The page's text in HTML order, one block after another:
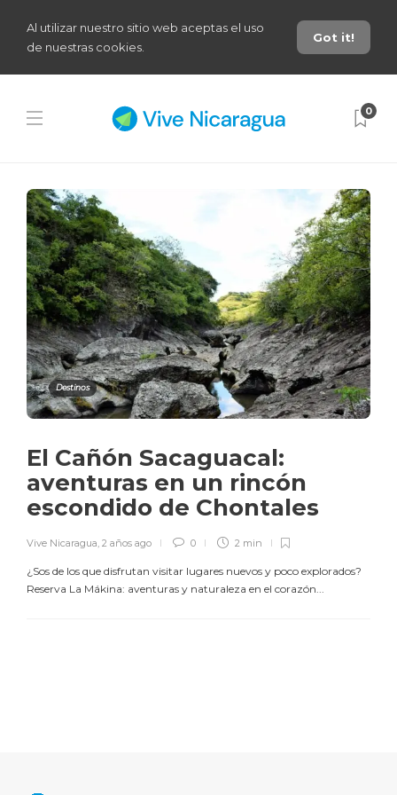
Al utilizar nuestro sitio web aceptas el uso
de nuestras cookies.
Got it!
0
Destinos
El Cañón Sacaguacal:
aventuras en un rincón
escondido de Chontales
Vive Nicaragua 2 años ago 0 2 min
¿Sos de los que disfrutan visitar lugares nuevos y poco explorados?
Reserva La Mákina: aventuras y naturaleza en el corazón...